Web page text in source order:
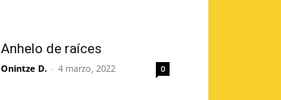
Anhelo de raíces
Onintze D. - 4 marzo, 2022 0